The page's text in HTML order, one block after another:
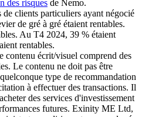
des risques de Nemo.
clients particuliers ayant négocié
de gré à gré étaient rentables.
Au T4 2024, 39 % étaient
rentables.
contenu écrit/visuel comprend des
Le contenu ne doit pas être
type de recommandation
à effectuer des transactions. Il
des services d'investissement
futures. Exinity ME Ltd,